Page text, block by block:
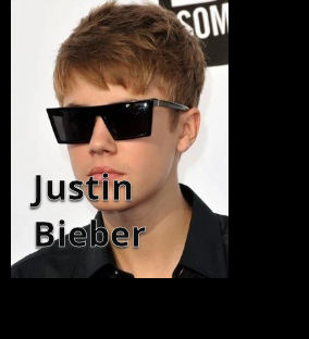
Justin
Bieber